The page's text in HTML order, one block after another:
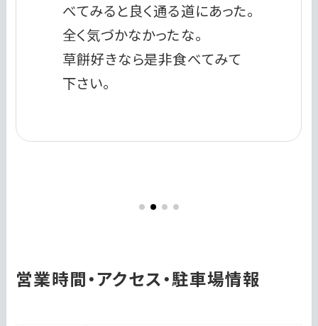
べてみると良く通る道にあった。
全く気づかなかったな。
草餅好きなら是非食べてみて
下さい。
営業時間・アクセス・駐車場情報